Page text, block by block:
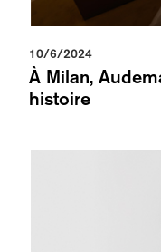
10/6/2024
À Milan,
histoire